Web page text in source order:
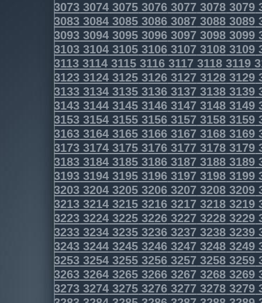
3073 3074 3075 3076 3077 3078 3079
3083 3084 3085 3086 3087 3088 3089
3093 3094 3095 3096 3097 3098 3099
3103 3104 3105 3106 3107 3108 3109
3113 3114 3115 3116 3117 3118 3119
3123 3124 3125 3126 3127 3128 3129
3133 3134 3135 3136 3137 3138 3139
3143 3144 3145 3146 3147 3148 3149
3153 3154 3155 3156 3157 3158 3159
3163 3164 3165 3166 3167 3168 3169
3173 3174 3175 3176 3177 3178 3179
3183 3184 3185 3186 3187 3188 3189
3193 3194 3195 3196 3197 3198 3199
3203 3204 3205 3206 3207 3208 3209
3213 3214 3215 3216 3217 3218 3219
3223 3224 3225 3226 3227 3228 3229
3233 3234 3235 3236 3237 3238 3239
3243 3244 3245 3246 3247 3248 3249
3253 3254 3255 3256 3257 3258 3259
3263 3264 3265 3266 3267 3268 3269
3273 3274 3275 3276 3277 3278 3279